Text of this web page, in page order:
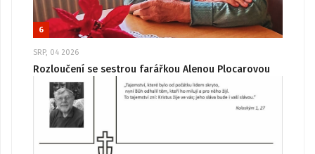
6
SRP, 04 2026
Rozloučení se sestrou farářkou Alenou Plocarovou